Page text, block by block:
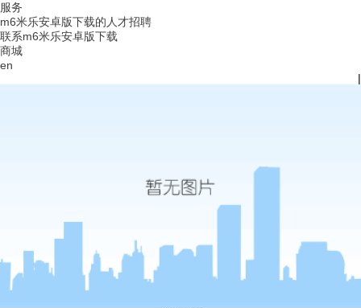
服务
m6米乐安卓版下载的人才招聘
联系m6米乐安卓版下载
商城
en
|